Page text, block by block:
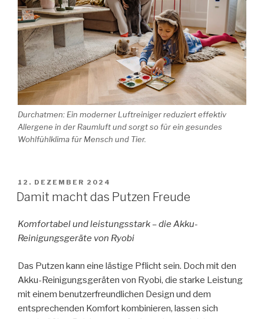
Durchatmen: Ein moderner Luftreiniger reduziert effektiv
Allergene in der Raumluft und sorgt so für ein gesundes
Wohlfühlklima für Mensch und Tier.
VERÖFFENTLICHT
AM
12. DEZEMBER 2024
Damit macht das Putzen Freude
Komfortabel und leistungsstark – die Akku-
Reinigungsgeräte von Ryobi
Das Putzen kann eine lästige Pflicht sein. Doch mit den
Akku-Reinigungsgeräten von Ryobi, die starke Leistung
mit einem benutzerfreundlichen Design und dem
entsprechenden Komfort kombinieren, lassen sich